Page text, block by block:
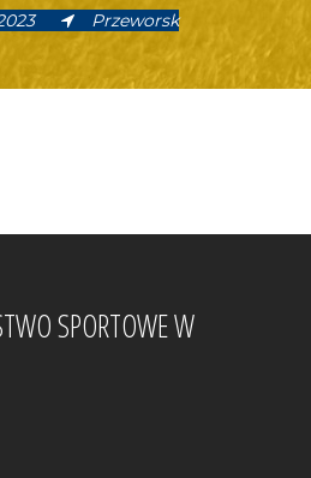
Przeworsk
SPORTOWE W